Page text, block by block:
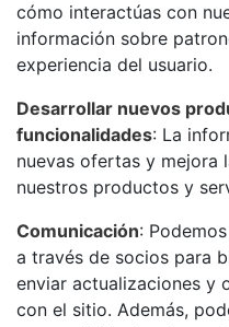
cómo interactúas con
información sobre
experiencia del usuario.
Desarrollar nuevos
funcionalidades: La
nuevas ofertas y mejora
nuestros productos y
Comunicación:
a través de socios para
enviar actualizaciones y
con el sitio. Además,